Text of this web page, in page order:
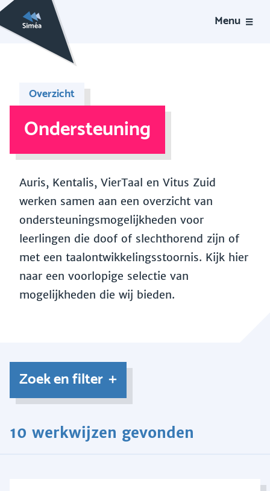
Menu
Overzicht
Ondersteuning
Auris, Kentalis, VierTaal en Vitus Zuid
werken samen aan een overzicht van
ondersteuningsmogelijkheden voor
leerlingen die doof of slechthorend zijn of
met een taalontwikkelingsstoornis. Kijk hier
naar een voorlopige selectie van
mogelijkheden die wij bieden.
Zoek en filter
10 werkwijzen gevonden